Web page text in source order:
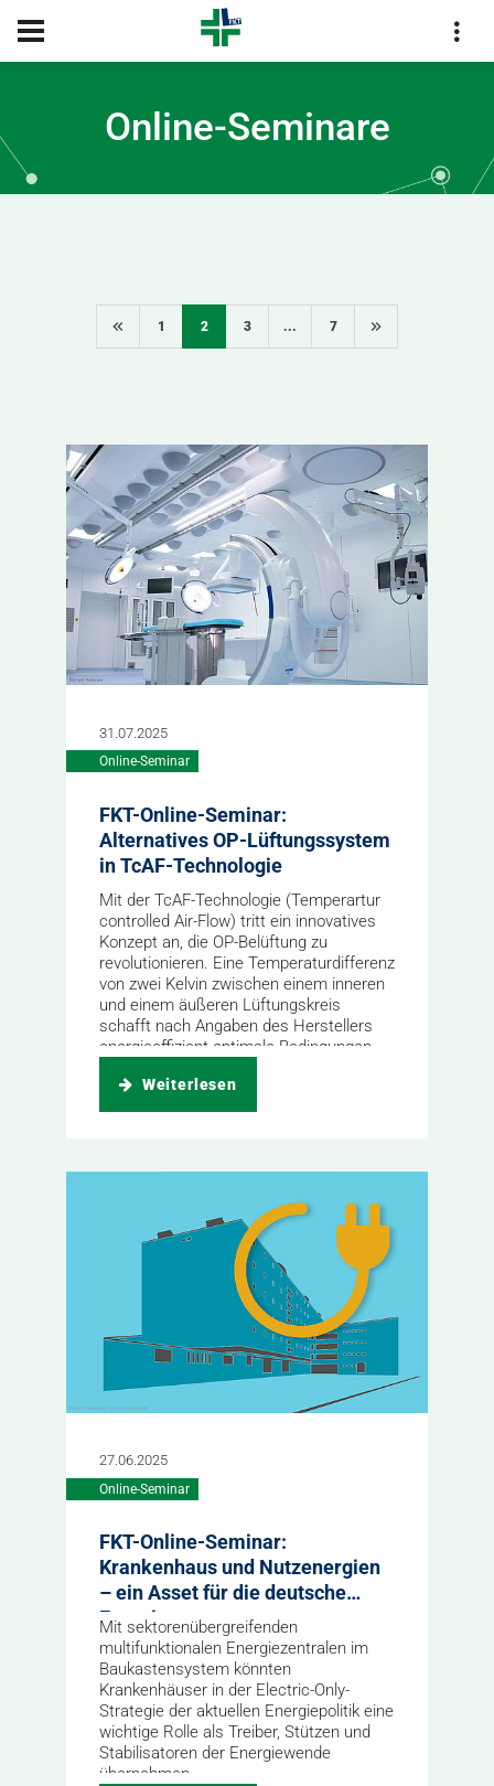
KONTAKT
Online-Seminare
1 2 3 ... 7
31.07.2025
Online-Seminar
FKT-Online-Seminar:
Alternatives OP-Lüftungssystem
in TcAF-Technologie
Mit der TcAF-Technologie (Temperartur
controlled Air-Flow) tritt ein innovatives
Konzept an, die OP-Belüftung zu
revolutionieren. Eine Temperaturdifferenz
von zwei Kelvin zwischen einem inneren
und einem äußeren Lüftungskreis
schafft nach Angaben des Herstellers
energieeffizient optimale Bedingungen...
Weiterlesen
27.06.2025
Online-Seminar
FKT-Online-Seminar:
Krankenhaus und Nutzenergien
– ein Asset für die deutsche
Energieversorgung
Mit sektorenübergreifenden
multifunktionalen Energiezentralen im
Baukastensystem könnten
Krankenhäuser in der Electric-Only-
Strategie der aktuellen Energiepolitik eine
wichtige Rolle als Treiber, Stützen und
Stabilisatoren der Energiewende
übernehmen.